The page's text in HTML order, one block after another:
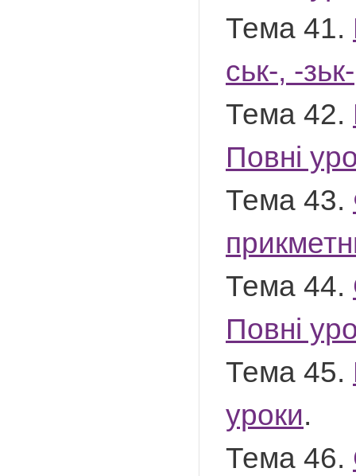
Тема 41.
ськ-, -
Тема 42.
Повні
Тема 43.
Тема 44.
Повні
Тема 45.
уроки.
Тема 46.